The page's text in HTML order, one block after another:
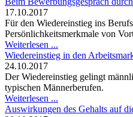
17.10.2017
Für den Wiedereinstieg ins
Persönlichkeitsmerkmale von
Weiterlesen ...
Wiedereinstieg in den
24.10.2017
Der Wiedereinstieg gelingt
typischen Männerberufen.
Weiterlesen ...
Auswirkungen des Gehalts auf